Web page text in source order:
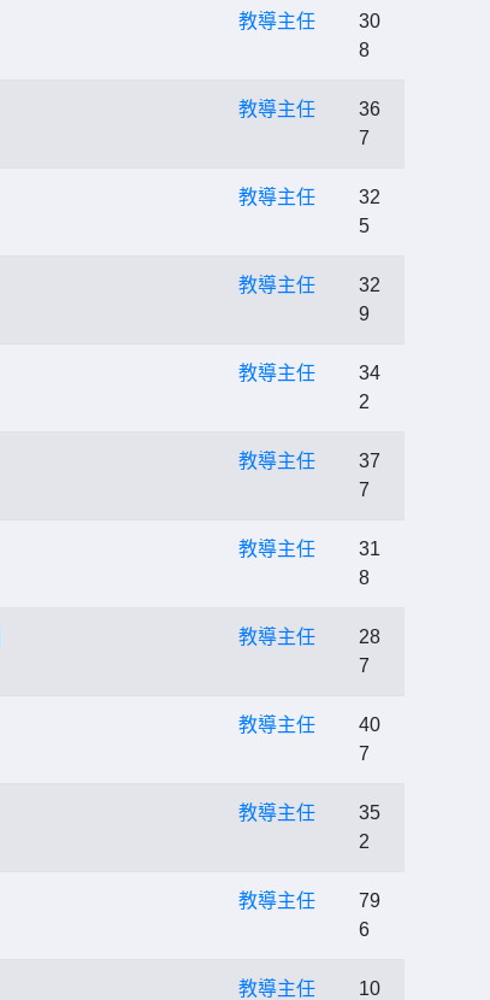
教導主任
30
8
教導主任
36
7
教導主任
32
5
教導主任
32
9
教導主任
34
2
教導主任
37
7
教導主任
31
8
教導主任
28
7
教導主任
40
7
教導主任
35
2
教導主任
79
6
教導主任
10